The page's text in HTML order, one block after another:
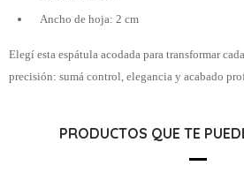
Ancho de hoja: 2 cm
Elegí esta espátula acodada para transformar
precisión: sumá control, elegancia y acabado
PRODUCTOS QUE TE